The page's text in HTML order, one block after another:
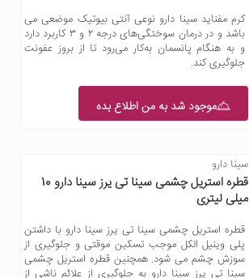
کرم مفناید سینا دارو نوعی آنتی‌ بیوتیک موضعی می
باشد و در درمان سوختگی‌های درجه ۲ و ۳ کاربرد دارد
و به هنگام پانسمان به‌کار می‌رود تا از بروز عفونت
جلوگیری کند.
موجود شد به من اطلاع بده
سینا دارو
قطره استریل چشمی سینا تی یرز سینا دارو 10
میلی لیتری
قطره استریل چشمی سینا تی یرز سینا دارو با داشتن
پلی وینیل الکل موجب تسکین موقتی و جلوگیری از
سوزش چشم می شود. همچنین قطره استریل چشمی
سینا تی یرز سینا دارو به جلوگیری از علائم ناشی از